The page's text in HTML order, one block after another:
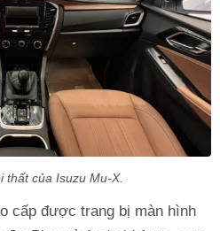
thất của Isuzu Mu-X.
cấp được trang bị màn hình